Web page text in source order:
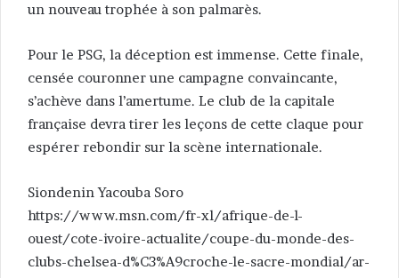
un nouveau trophée à son palmarès.
Pour le PSG, la déception est immense. Cette finale,
censée couronner une campagne convaincante,
s’achève dans l’amertume. Le club de la capitale
française devra tirer les leçons de cette claque pour
espérer rebondir sur la scène internationale.
Siondenin Yacouba Soro
https://www.msn.com/fr-xl/afrique-de-l-
ouest/cote-ivoire-actualite/coupe-du-monde-des-
clubs-chelsea-d%C3%A9croche-le-sacre-mondial/ar-